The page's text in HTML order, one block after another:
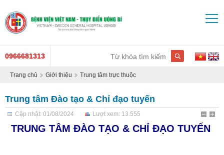
0966681313
Trang chủ Giới thiệu Trung tâm trực thuộc
Trung tâm Đào tạo & Chỉ đạo tuyến
Cập nhật: 01/08/2024 Lượt xem: 13.555
TRUNG TÂM ĐÀO TẠO & CHỈ ĐẠO TUYẾN